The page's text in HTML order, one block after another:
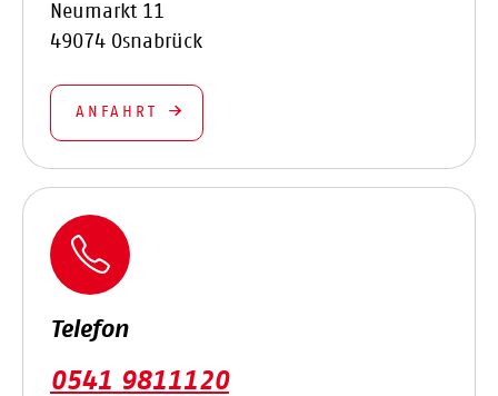
Neumarkt 11
49074 Osnabrück
ANFAHRT
Telefon
0541 9811120